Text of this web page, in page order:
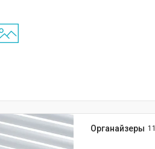
Органайзеры 11